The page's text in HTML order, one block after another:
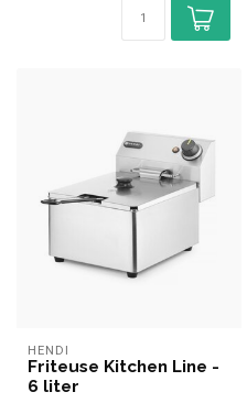
HENDI
Friteuse Kitchen Line -
6 liter